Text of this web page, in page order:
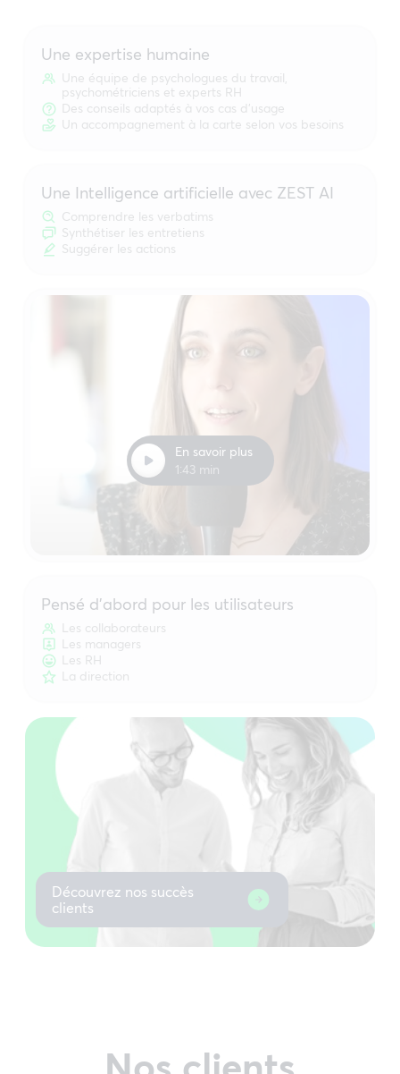
Une expertise humaine
Une équipe de psychologues du travail,
psychométriciens et experts RH
Des conseils adaptés à vos cas d’usage
Un accompagnement à la carte selon vos besoins
Une Intelligence artificielle avec ZEST AI
Comprendre les verbatims
Synthétiser les entretiens
Suggérer les actions
En savoir plus
1:43 min
Pensé d’abord pour les utilisateurs
Les collaborateurs
Les managers
Les RH
La direction
Découvrez nos succès
clients